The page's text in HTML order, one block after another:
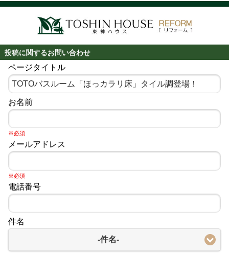
投稿に関するお問い合わせ
ページタイトル
お名前
※必須
メールアドレス
※必須
電話番号
件名
-件名-